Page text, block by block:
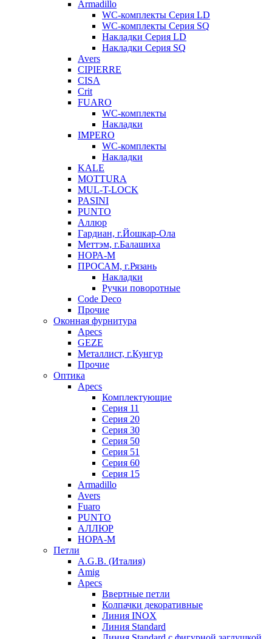
Armadillo
WC-комплекты Серия LD
WC-комплекты Серия SQ
Накладки Серия LD
Накладки Серия SQ
Avers
CIPIERRE
CISA
Crit
FUARO
WC-комплекты
Накладки
IMPERO
WC-комплекты
Накладки
KALE
MOTTURA
MUL-T-LOCK
PASINI
PUNTO
Аллюр
Гардиан, г.Йошкар-Ола
Меттэм, г.Балашиха
НОРА-М
ПРОСАМ, г.Рязань
Накладки
Ручки поворотные
Code Deco
Прочие
Оконная фурнитура
Apecs
GEZE
Металлист, г.Кунгур
Прочие
Оптика
Apecs
Комплектующие
Серия 11
Серия 20
Серия 30
Серия 50
Серия 51
Серия 60
Серия 15
Armadillo
Avers
Fuaro
PUNTO
АЛЛЮР
НОРА-М
Петли
A.G.B. (Италия)
Amig
Apecs
Ввертные петли
Колпачки декоративные
Линия INOX
Линия Standard